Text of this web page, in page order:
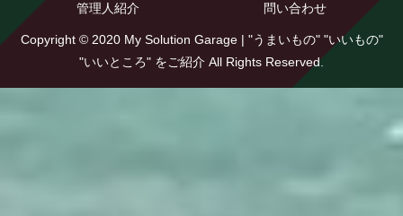
管理人紹介
問い合わせ
Copyright © 2020 My Solution Garage | "うまいもの" "いいもの"
"いいところ" をご紹介 All Rights Reserved.